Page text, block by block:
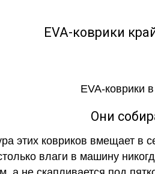
EVA-коврики
Они
этих ковриков вмещает в
влаги в машину